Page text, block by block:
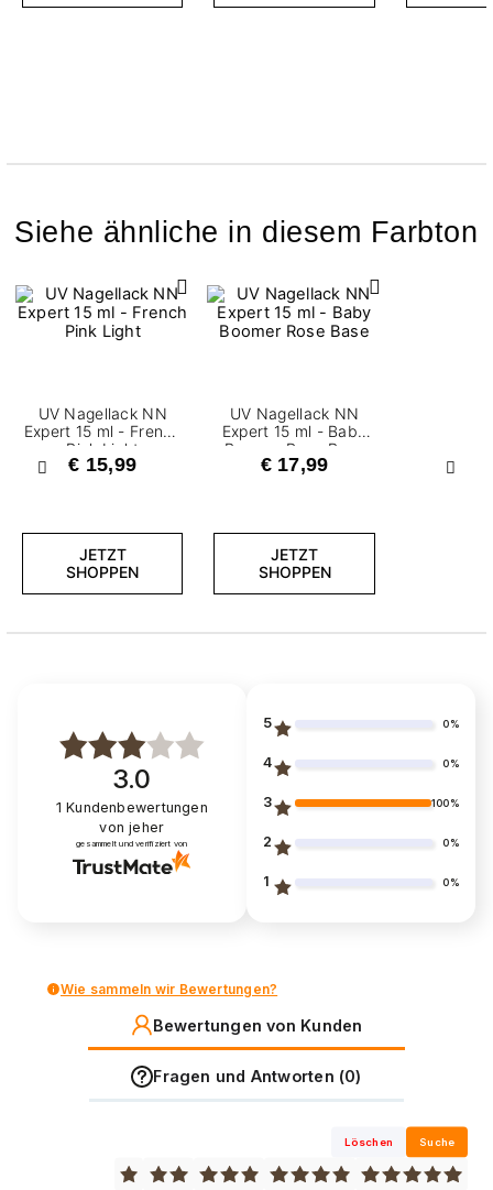
Siehe ähnliche in diesem Farbton
Zurück
UV Nagellack NN
Expert 15 ml - French
Pink Light
€ 15,99
JETZT
SHOPPEN
UV Nagellack NN
Expert 15 ml - Baby
Boomer Rose Base
€ 17,99
JETZT
SHOPPEN
3.0
1 Kundenbewertungen
von jeher
gesammelt und verifiziert von
5 0%
4 0%
3 100%
2 0%
1 0%
Wie sammeln wir Bewertungen?
Bewertungen von Kunden
Fragen und Antworten (0)
Löschen Suche